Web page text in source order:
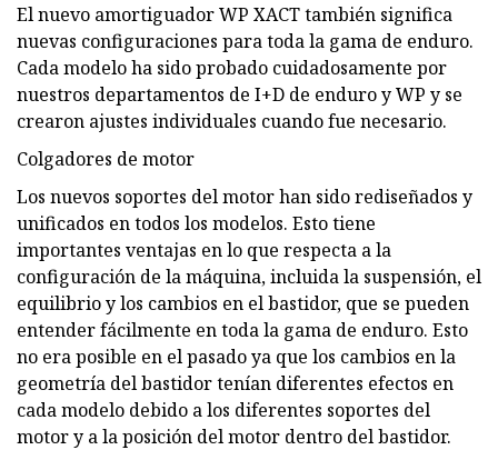
El nuevo amortiguador WP XACT también significa
nuevas configuraciones para toda la gama de enduro.
Cada modelo ha sido probado cuidadosamente por
nuestros departamentos de I+D de enduro y WP y se
crearon ajustes individuales cuando fue necesario.
Colgadores de motor
Los nuevos soportes del motor han sido rediseñados y
unificados en todos los modelos. Esto tiene
importantes ventajas en lo que respecta a la
configuración de la máquina, incluida la suspensión, el
equilibrio y los cambios en el bastidor, que se pueden
entender fácilmente en toda la gama de enduro. Esto
no era posible en el pasado ya que los cambios en la
geometría del bastidor tenían diferentes efectos en
cada modelo debido a los diferentes soportes del
motor y a la posición del motor dentro del bastidor.